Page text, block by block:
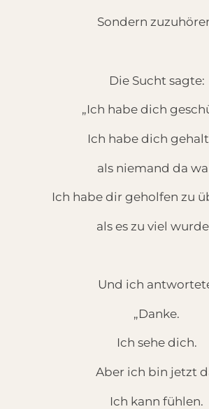
Sondern
Die Sucht sagte:
„Ich habe dich
Ich habe dich
als niemand da
Ich habe dir geholfen zu
als es zu viel
Und ich
„Danke.
Ich sehe dich.
Aber ich bin jetzt
Ich kann fühlen.